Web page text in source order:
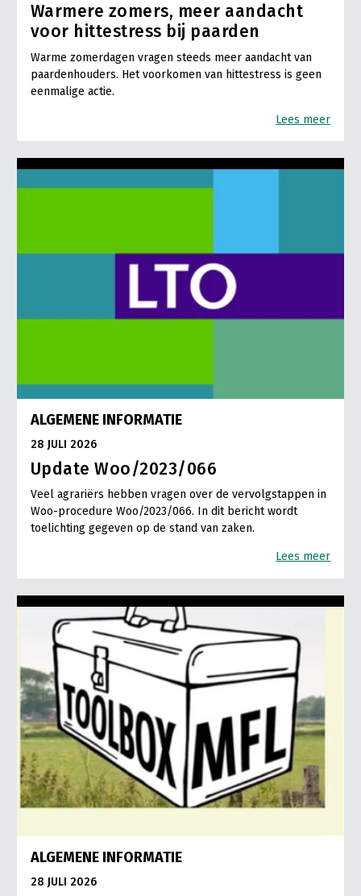
Warmere zomers, meer aandacht
voor hittestress bij paarden
Warme zomerdagen vragen steeds meer aandacht van
paardenhouders. Het voorkomen van hittestress is geen
eenmalige actie.
Lees meer
ALGEMENE INFORMATIE
28 JULI 2026
Update Woo/2023/066
Veel agrariërs hebben vragen over de vervolgstappen in
Woo-procedure Woo/2023/066. In dit bericht wordt
toelichting gegeven op de stand van zaken.
Lees meer
ALGEMENE INFORMATIE
28 JULI 2026